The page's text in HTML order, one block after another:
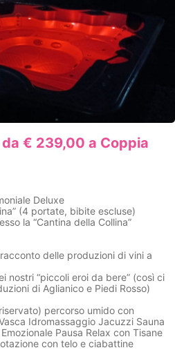
€ 239,00 a Coppia
Deluxe
(4 portate, bibite escluse)
la “Cantina della Collina”
delle produzioni di vini a
nostri “piccoli eroi da bere” (così ci
di Aglianico e Piedi Rosso)
percorso umido con
Idromassaggio Jacuzzi Sauna
Pausa Relax con Tisane
con telo e ciabattine